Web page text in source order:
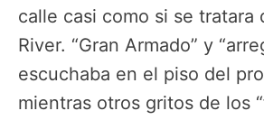
calle casi como si se tratara
River. “Gran Armado” y
escuchaba en el piso del
mientras otros gritos de los